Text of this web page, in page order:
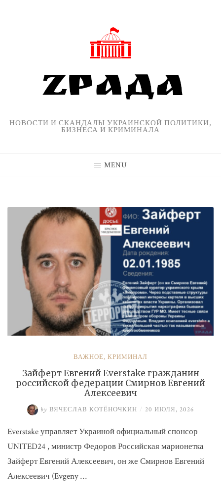
НОВОСТИ И СКАНДАЛЫ УКРАИНСКОЙ ПОЛИТИКИ,
БИЗНЕСА И КРИМИНАЛА
MENU
ВАЖНОЕ, КРИМИНАЛ
Зайферт Евгений Everstake гражданин
российской федерации Смирнов Евгений
Алексеевич
by ВЯЧЕСЛАВ КОТЁНОЧКИН / 20 ИЮЛЯ, 2026
Everstake управляет Украиной официальный спонсор
UNITED24 , министр Федоров Российская марионетка
Зайферт Евгений Алексеевич, он же Смирнов Евгений
Алексеевич (Evgeny …